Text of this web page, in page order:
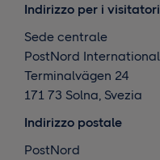
Indirizzo per i visitatori
Sede centrale
PostNord International
Terminalvägen 24
171 73 Solna, Svezia
Indirizzo postale
PostNord